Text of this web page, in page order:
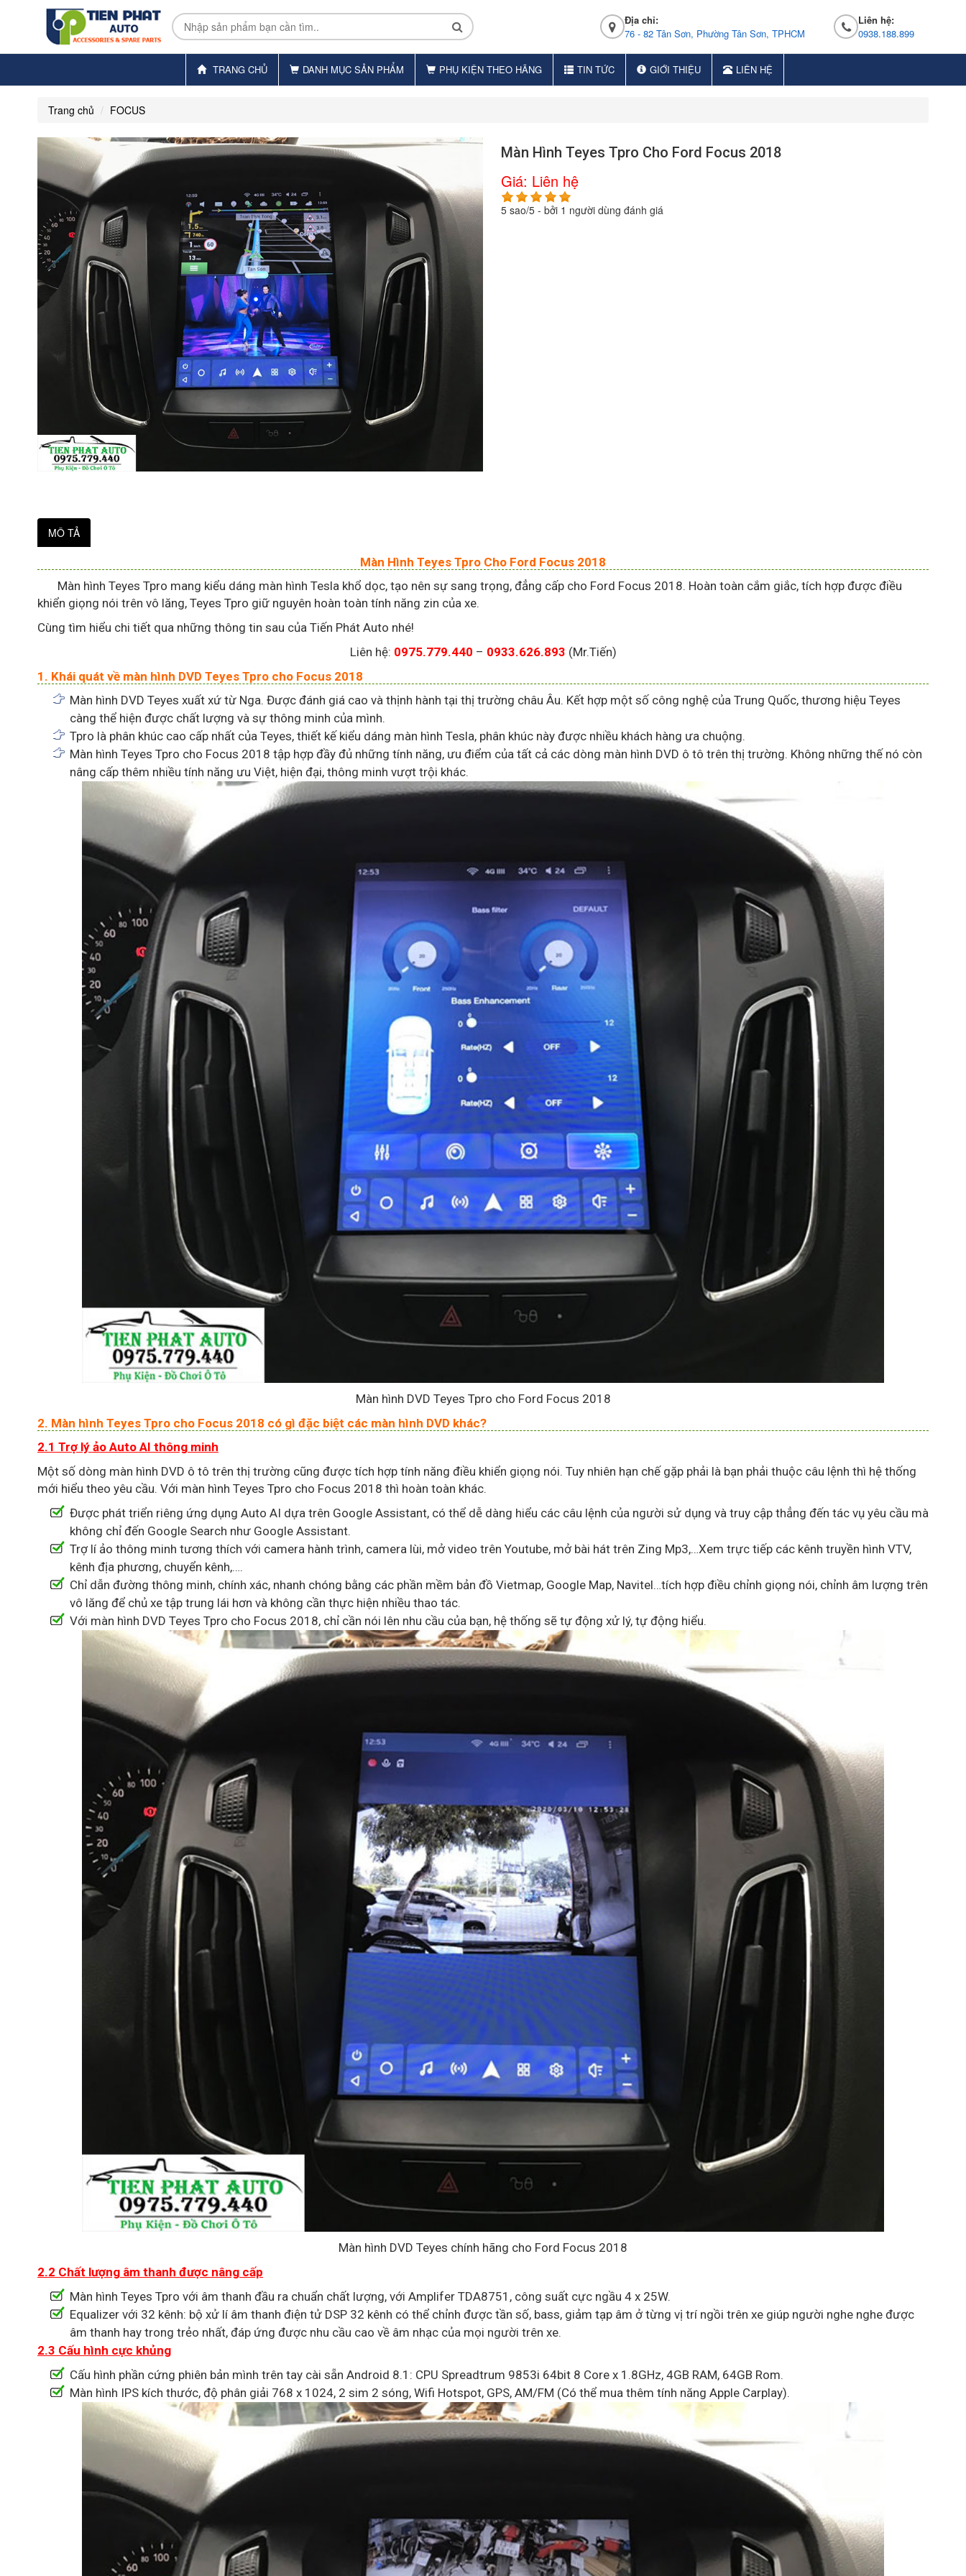
Địa chỉ:
76 - 82 Tân Sơn, Phường Tân Sơn, TPHCM
Liên hệ:
0938.188.899
TRANG CHỦ DANH MỤC SẢN PHẨM PHỤ KIỆN THEO HÃNG TIN TỨC GIỚI THIỆU LIÊN HỆ
Trang chủ FOCUS
Màn Hình Teyes Tpro Cho Ford Focus 2018
Giá: Liên hệ
5sao/5- bởi 1 người dùng đánh giá
MÔ TẢ
Màn Hình Teyes Tpro Cho Ford Focus 2018
Màn hình Teyes Tpro mang kiểu dáng màn hình Tesla khổ dọc, tạo nên sự sang trọng, đẳng cấp cho Ford Focus 2018. Hoàn toàn cắm giắc, tích hợp được điều
khiển giọng nói trên vô lăng, Teyes Tpro giữ nguyên hoàn toàn tính năng zin của xe.
Cùng tìm hiểu chi tiết qua những thông tin sau của Tiến Phát Auto nhé!
Liên hệ: 0975.779.440 – 0933.626.893 (Mr.Tiến)
1. Khái quát về màn hình DVD Teyes Tpro cho Focus 2018
Màn hình DVD Teyes xuất xứ từ Nga. Được đánh giá cao và thịnh hành tại thị trường châu Âu. Kết hợp một số công nghệ của Trung Quốc, thương hiệu Teyes
càng thể hiện được chất lượng và sự thông minh của mình.
Tpro là phân khúc cao cấp nhất của Teyes, thiết kế kiểu dáng màn hình Tesla, phân khúc này được nhiều khách hàng ưa chuộng.
Màn hình Teyes Tpro cho Focus 2018 tập hợp đầy đủ những tính năng, ưu điểm của tất cả các dòng màn hình DVD ô tô trên thị trường. Không những thế nó còn
nâng cấp thêm nhiều tính năng ưu Việt, hiện đại, thông minh vượt trội khác.
Màn hình DVD Teyes Tpro cho Ford Focus 2018
2. Màn hình Teyes Tpro cho Focus 2018 có gì đặc biệt các màn hình DVD khác?
2.1 Trợ lý ảo Auto AI thông minh
Một số dòng màn hình DVD ô tô trên thị trường cũng được tích hợp tính năng điều khiển giọng nói. Tuy nhiên hạn chế gặp phải là bạn phải thuộc câu lệnh thì hệ thống
mới hiểu theo yêu cầu. Với màn hình Teyes Tpro cho Focus 2018 thì hoàn toàn khác.
Được phát triển riêng ứng dụng Auto AI dựa trên Google Assistant, có thể dễ dàng hiểu các câu lệnh của người sử dụng và truy cập thẳng đến tác vụ yêu cầu mà
không chỉ đến Google Search như Google Assistant.
Trợ lí ảo thông minh tương thích với camera hành trình, camera lùi, mở video trên Youtube, mở bài hát trên Zing Mp3,…Xem trực tiếp các kênh truyền hình VTV,
kênh địa phương, chuyển kênh,….
Chỉ dẫn đường thông minh, chính xác, nhanh chóng bằng các phần mềm bản đồ Vietmap, Google Map, Navitel…tích hợp điều chỉnh giọng nói, chỉnh âm lượng trên
vô lăng để chủ xe tập trung lái hơn và không cần thực hiện nhiều thao tác.
Với màn hình DVD Teyes Tpro cho Focus 2018, chỉ cần nói lên nhu cầu của bạn, hệ thống sẽ tự động xử lý, tự động hiểu.
Màn hình DVD Teyes chính hãng cho Ford Focus 2018
2.2 Chất lượng âm thanh được nâng cấp
Màn hình Teyes Tpro với âm thanh đầu ra chuẩn chất lượng, với Amplifer TDA8751, công suất cực ngầu 4 x 25W.
Equalizer với 32 kênh: bộ xử lí âm thanh điện tử DSP 32 kênh có thể chỉnh được tần số, bass, giảm tạp âm ở từng vị trí ngồi trên xe giúp người nghe nghe được
âm thanh hay trong trẻo nhất, đáp ứng được nhu cầu cao về âm nhạc của mọi người trên xe.
2.3 Cấu hình cực khủng
Cấu hình phần cứng phiên bản mình trên tay cài sẵn Android 8.1: CPU Spreadtrum 9853i 64bit 8 Core x 1.8GHz, 4GB RAM, 64GB Rom.
Màn hình IPS kích thước, độ phân giải 768 x 1024, 2 sim 2 sóng, Wifi Hotspot, GPS, AM/FM (Có thể mua thêm tính năng Apple Carplay).